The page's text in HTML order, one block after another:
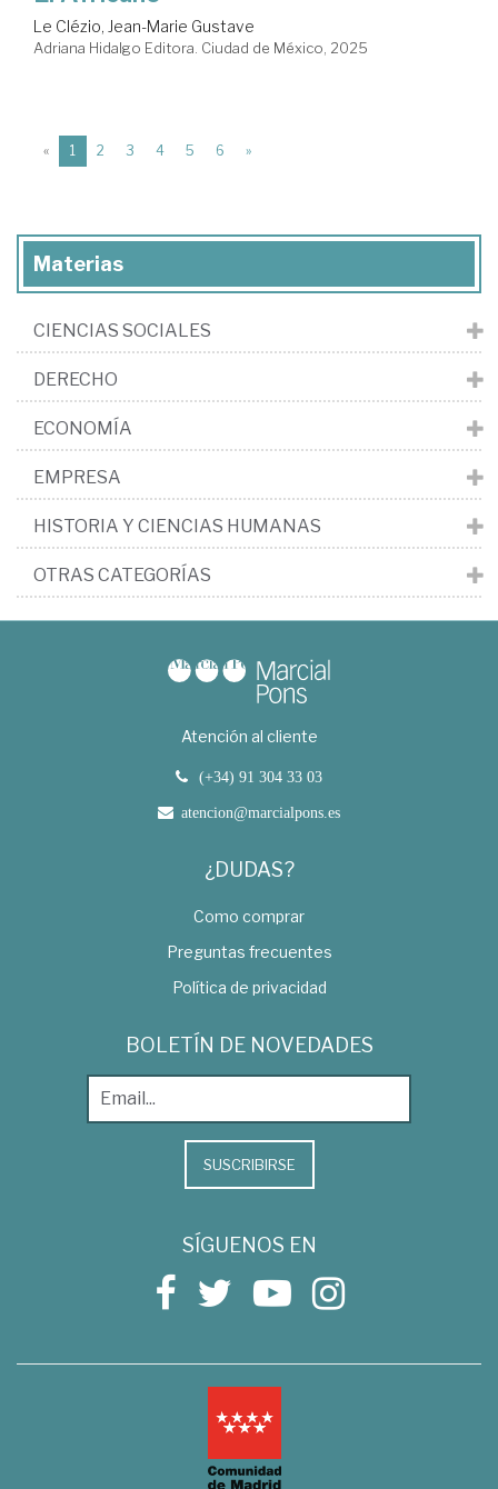
Le Clézio, Jean-Marie Gustave
Adriana Hidalgo Editora. Ciudad de México, 2025
« 1 (current)
2 3 4 5 6 »
Materias
CIENCIAS SOCIALES
DERECHO
ECONOMÍA
EMPRESA
HISTORIA Y CIENCIAS HUMANAS
OTRAS CATEGORÍAS
Atención al cliente
(+34) 91 304 33 03
atencion@marcialpons.es
¿DUDAS?
Como comprar
Preguntas frecuentes
Política de privacidad
BOLETÍN DE NOVEDADES
SUSCRIBIRSE
SÍGUENOS EN